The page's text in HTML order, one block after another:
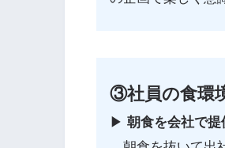
③社員の食環
▶︎朝食を会社で提